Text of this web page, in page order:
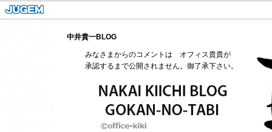
中井貴一BLOG
みなさまからのコメントは オフィス貴貴が
承認するまで公開されません。御了承下さい。